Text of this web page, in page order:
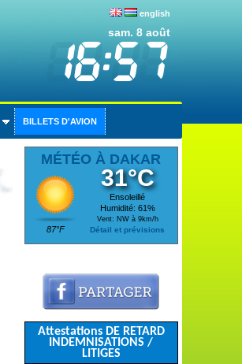
english
sam. 8 août
BILLETS D'AVION
MÉTÉO À DAKAR
87°F
31°C
Ensoleillé
Humidité: 61%
Vent: NW à 9km/h
Détail et prévisions
Attestations DE RETARD
INDEMNISATIONS /
LITIGES